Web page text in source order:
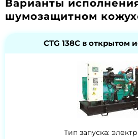
Варианты исполнения
шумозащитном
CTG 138C в открытом
Тип запуска: